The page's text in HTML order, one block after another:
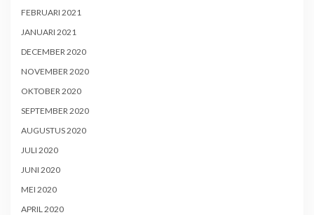
FEBRUARI 2021
JANUARI 2021
DECEMBER 2020
NOVEMBER 2020
OKTOBER 2020
SEPTEMBER 2020
AUGUSTUS 2020
JULI 2020
JUNI 2020
MEI 2020
APRIL 2020